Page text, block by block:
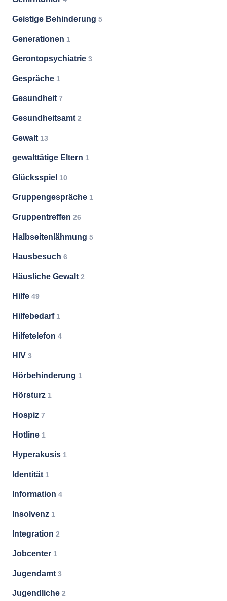
Geistige Behinderung 5
Generationen 1
Gerontopsychiatrie 3
Gespräche 1
Gesundheit 7
Gesundheitsamt 2
Gewalt 13
gewalttätige Eltern 1
Glücksspiel 10
Gruppengespräche 1
Gruppentreffen 26
Halbseitenlähmung 5
Hausbesuch 6
Häusliche Gewalt 2
Hilfe 49
Hilfebedarf 1
Hilfetelefon 4
HIV 3
Hörbehinderung 1
Hörsturz 1
Hospiz 7
Hotline 1
Hyperakusis 1
Identität 1
Information 4
Insolvenz 1
Integration 2
Jobcenter 1
Jugendamt 3
Jugendliche 2